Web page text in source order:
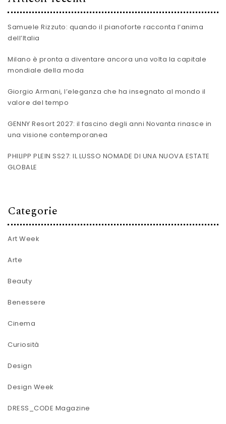
Samuele Rizzuto: quando il pianoforte racconta l’anima
dell’Italia
Milano è pronta a diventare ancora una volta la capitale
mondiale della moda
Giorgio Armani, l’eleganza che ha insegnato al mondo il
valore del tempo
GENNY Resort 2027: il fascino degli anni Novanta rinasce in
una visione contemporanea
PHILIPP PLEIN SS27: IL LUSSO NOMADE DI UNA NUOVA ESTATE
GLOBALE
Categorie
Art Week
Arte
Beauty
Benessere
Cinema
Curiosità
Design
Design Week
DRESS_CODE Magazine